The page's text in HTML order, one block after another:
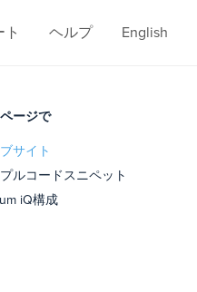
ヘルプ English
ージで
サイト
ルコードスニペット
iQ構成